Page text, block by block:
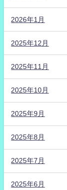
2026年1月
2025年12月
2025年11月
2025年10月
2025年9月
2025年8月
2025年7月
2025年6月